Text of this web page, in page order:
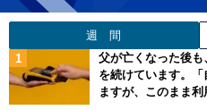
週 間
父が亡くなった後
を続けています。
ますが、このまま